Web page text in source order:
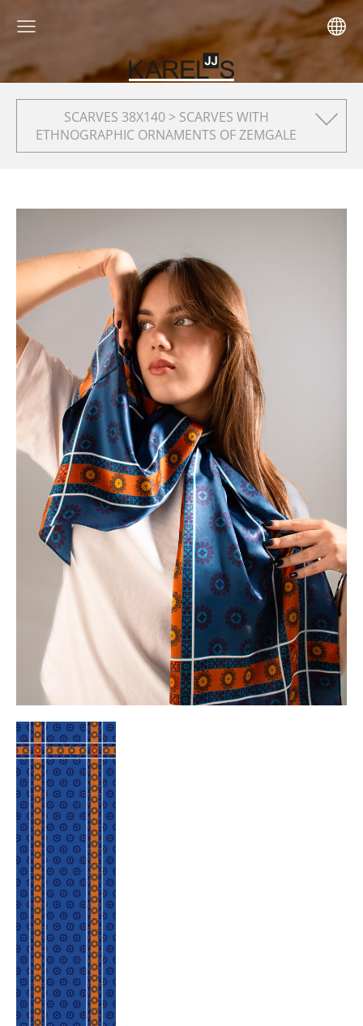
SCARVES 38X140 > SCARVES WITH
ETHNOGRAPHIC ORNAMENTS OF ZEMGALE